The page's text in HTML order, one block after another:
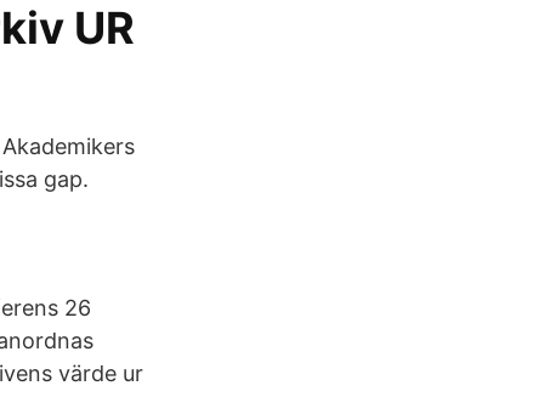
UR
gap.
26
värde ur